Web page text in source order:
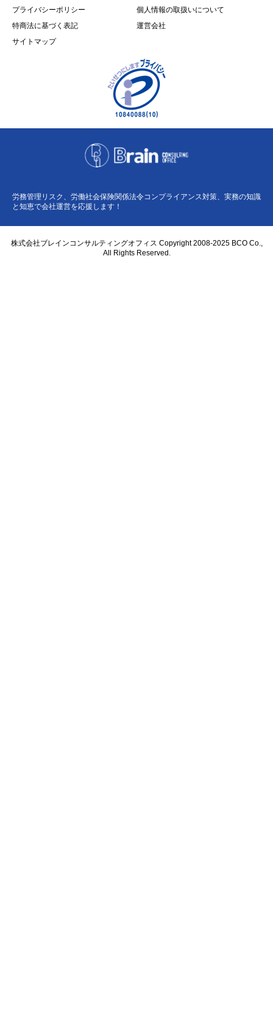
プライバシーポリシー
個人情報の取扱いについて
特商法に基づく表記
運営会社
サイトマップ
労務管理リスク、労働社会保険関係法令コンプライアンス対策、実務の知識
と知恵で会社運営を応援します！
株式会社ブレインコンサルティングオフィス Copyright 2008-2025 BCO Co.,
All Rights Reserved.